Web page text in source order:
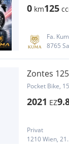
0 km125
Fa.
8765
Zontes
Pocket Bike,
2021 EZ
Privat
1210 Wien,